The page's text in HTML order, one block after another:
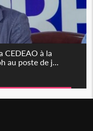
CEDEAO à la
au poste de j...